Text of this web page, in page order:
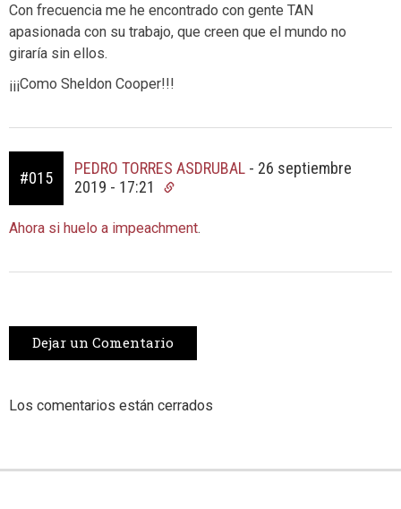
Con frecuencia me he encontrado con gente TAN
apasionada con su trabajo, que creen que el mundo no
giraría sin ellos.
¡¡¡Como Sheldon Cooper!!!
#015
PEDRO TORRES ASDRUBAL - 26 septiembre
2019 - 17:21
Ahora si huelo a impeachment.
Dejar un Comentario
Los comentarios están cerrados